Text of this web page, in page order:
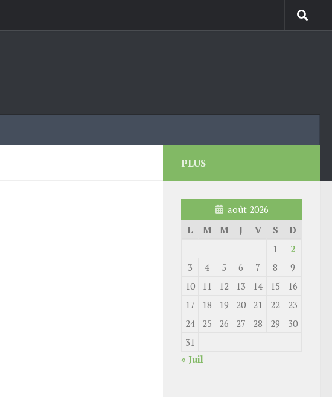
PLUS
août 2026
L
M M J V S
D
1
2
3
4 5 6 7 8
9
10
11 12 13 14 15
16
17
18 19 20 21 22
23
24
25 26 27 28 29
30
31
« Juil